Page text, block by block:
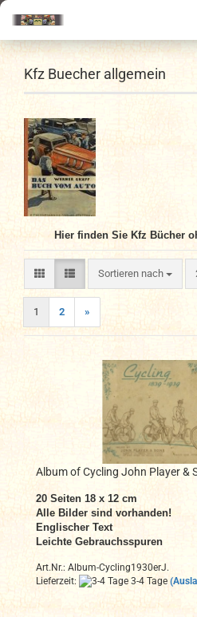
Kfz Buecher allgemein
Hier finden Sie Kfz Bücher
Sortieren nach
Sortieren nach
1 2 »
Album of Cycling John Player &
20 Seiten 18 x 12 cm
Alle Bilder sind vorhanden!
Englischer Text
Leichte Gebrauchsspuren
Art.Nr.: Album-Cycling1930erJ.
Lieferzeit:
3-4 Tage